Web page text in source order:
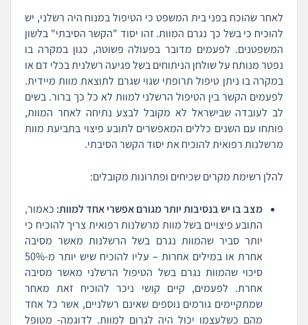
לאחר שהוכח בפני בית המשפט כי הטיפול במנוח היה רשלני, יש
להוכיח כי בשל כך נגרם המוות. זהו יסוד "הקשר הסיבתי" בלשון
המשפטנים. לפעמים מדובר בפעולה פשוטה, כגון במקרה בו
נפטר מנותח על שולחן הניתוחים בשל פגיעה רשלנית בכלי דם או
במקרה בו ניתן טיפול תרופתי שגוי שגרם לתוצאת מוות מיידית.
לפעמים הקשר בין הטיפול הרשלני למוות לא כל כך ברור. בשים
לב לעובדה שבישראל לא מקובל לבצע נתיחה לאחר המוות,
פותחו עם השנים כללים המאפשרים לתובע פיצוי בתביעת מוות
מרשלנות רפואית להוכיח את יסוד הקשר הסיבתי.
להלן רשימת מקרים שכיחים ופתרונות מקובלים:
מצב בו יש בנסיבות יותר מגורם אפשרי אחד למוות: כאמור,
התובע פיצויים בשל מוות מרשלנות רפואית צריך להוכיח כי
יותר סביר שהמוות נגרם בשל הרשלנות מאשר מסיבה
אחרת או במילים אחרות – עליו להוכיח שיש יותר מ-50%
סיכוי שהמוות נגרם בשל הטיפול הרשלני מאשר מסיבה
אחרת. לפעמים, קיים קושי ניכר להוכיח זאת מאחר
שמתקיימים גורמים נוספים שאינם רשלניים, אשר כל אחד
מהם כשלעצמו יכול היה לגרום למוות. לדוגמה- מטופל